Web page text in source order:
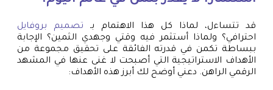
قد تتساءل، لماذا كل هذا الاهتمام بـ تصميم بروفايل
احترافي؟ ولماذا أستثمر فيه وقتي وجهدي الثمين؟ الإجابة
ببساطة تكمن في قدرته الفائقة على تحقيق مجموعة من
الأهداف الاستراتيجية التي أصبحت لا غنى عنها في المشهد
الرقمي الراهن. دعني أوضح لك أبرز هذه الأهداف: